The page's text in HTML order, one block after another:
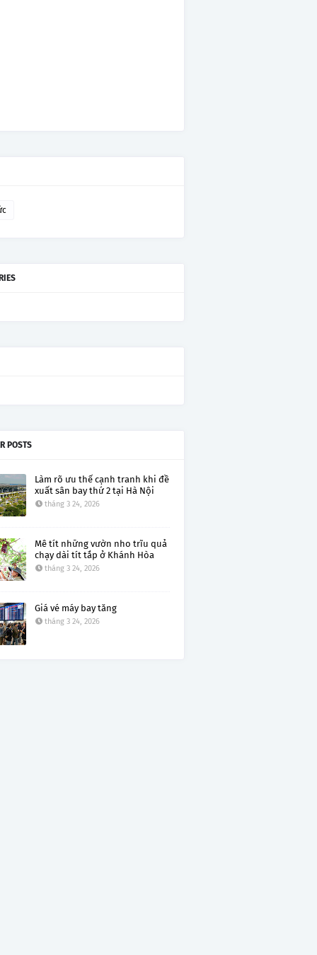
POSTS
Làm rõ ưu thế cạnh tranh khi đề
xuất sân bay thứ 2 tại Hà Nội
tháng 3 24, 2026
Mê tít những vườn nho trĩu quả
chạy dài tít tắp ở Khánh Hòa
tháng 3 24, 2026
Giá vé máy bay tăng
tháng 3 24, 2026